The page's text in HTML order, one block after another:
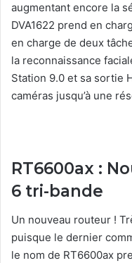
augmentant encore la
DVA1622 prend en
en charge de deux
la reconnaissance
Station 9.0 et sa sortie
caméras jusqu’à une
RT6600ax :
6 tri-bande
Un nouveau routeur !
puisque le dernier
le nom de RT6600ax